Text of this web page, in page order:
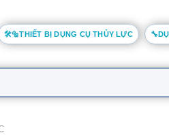
🛠️🔩THIẾT BỊ DỤNG CỤ THỦY LỰC